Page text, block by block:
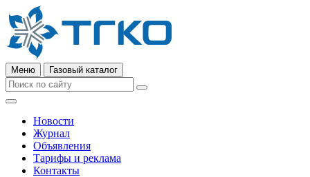
Меню Газовый каталог
Новости
Журнал
Объявления
Тарифы и реклама
Контакты